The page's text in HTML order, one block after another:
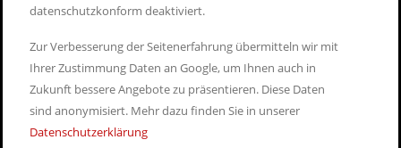
Persönliches Angebot
erhalten
Nehmen Sie jetzt unverbindlich Kontakt mit uns auf, um ein
datenschutzkonform deaktiviert.
Zur Verbesserung der Seitenerfahrung übermitteln wir mit
Ihrer Zustimmung Daten an Google, um Ihnen auch in
Zukunft bessere Angebote zu präsentieren. Diese Daten
sind anonymisiert. Mehr dazu finden Sie in unserer
Datenschutzerklärung